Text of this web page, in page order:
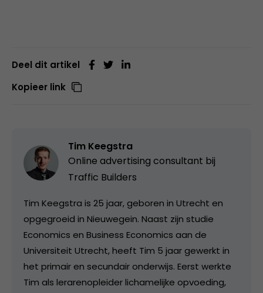
Deel dit artikel
Kopieer link
Tim Keegstra
Online advertising consultant bij
Traffic Builders
Tim Keegstra is 25 jaar, geboren in Utrecht en
opgegroeid in Nieuwegein. Naast zijn studie
Economics en Business Economics aan de
Universiteit Utrecht, heeft Tim 5 jaar gewerkt in
het primair en secundair onderwijs. Eerst werkte
Tim als lerarenopleider lichamelijke opvoeding,